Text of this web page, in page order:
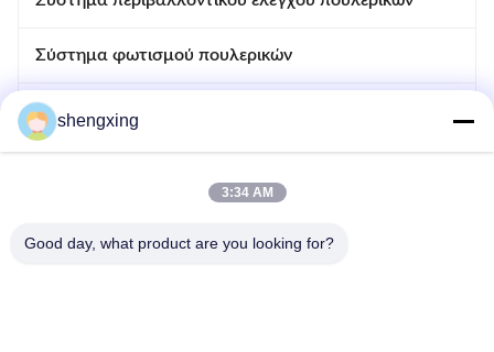
Σύστημα φωτισμού πουλερικών
Σύστημα ελέγχου πουλερικών
shengxing
3:34 AM
Good day, what product are you looking for?